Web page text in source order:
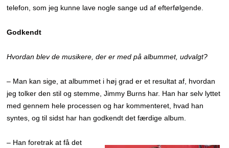
telefon, som jeg kunne lave nogle sange ud af efterfølgende.
Godkendt
Hvordan blev de musikere, der er med på albummet, udvalgt?
– Man kan sige, at albummet i høj grad er et resultat af, hvordan
jeg tolker den stil og stemme, Jimmy Burns har. Han har selv lyttet
med gennem hele processen og har kommenteret, hvad han
syntes, og til sidst har han godkendt det færdige album.
– Han foretrak at få det